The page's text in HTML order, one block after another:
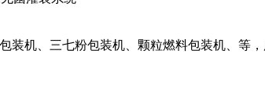
机、三七粉包装机、颗粒燃料包装机、等